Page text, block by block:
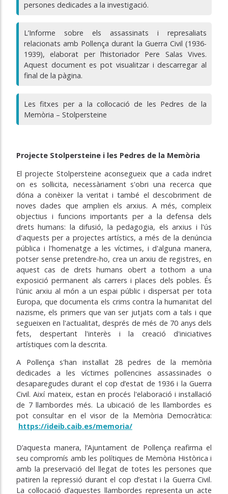
persones dedicades a la investigació.
L’Informe sobre els assassinats i represaliats
relacionats amb Pollença durant la Guerra Civil (1936-
1939), elaborat per l’historiador Pere Salas Vives.
Aquest document es pot visualitzar i descarregar al
final de la pàgina.
Les fitxes per a la col·locació de les Pedres de la
Memòria – Stolpersteine
Projecte Stolpersteine i les Pedres de la Memòria
El projecte Stolpersteine aconsegueix que a cada indret
on es sol·licita, necessàriament s'obri una recerca que
dóna a conèixer la veritat i també el descobriment de
noves dades que amplien els arxius. A més, compleix
objectius i funcions importants per a la defensa dels
drets humans: la difusió, la pedagogia, els arxius i l'ús
d'aquests per a projectes artístics, a més de la denúncia
pública i l'homenatge a les víctimes, i d'alguna manera,
potser sense pretendre-ho, crea un arxiu de registres, en
aquest cas de drets humans obert a tothom a una
exposició permanent als carrers i places dels pobles. És
l'únic arxiu al món a un espai públic i dispersat per tota
Europa, que documenta els crims contra la humanitat del
nazisme, els primers que van ser jutjats com a tals i que
segueixen en l'actualitat, després de més de 70 anys dels
fets, despertant l'interès i la creació d'iniciatives
artístiques com la descrita.
A Pollença s'han instal·lat 28 pedres de la memòria
dedicades a les víctimes pollencines assassinades o
desaparegudes durant el cop d’estat de 1936 i la Guerra
Civil. Així mateix, estan en procés l'elaboració i instal·lació
de 7 llambordes més. La ubicació de les llambordes es
pot consultar en el visor de la Memòria Democràtica:
https://ideib.caib.es/memoria/
D’aquesta manera, l’Ajuntament de Pollença reafirma el
seu compromís amb les polítiques de Memòria Històrica i
amb la preservació del llegat de totes les persones que
patiren la repressió durant el cop d’estat i la Guerra Civil.
La col·locació d’aquestes llambordes representa un acte